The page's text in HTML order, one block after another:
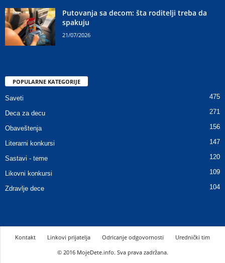
Putovanja sa decom: šta roditelji treba da
spakuju
21/07/2026
POPULARNE KATEGORIJE
Saveti 475
Deca za decu 271
Obaveštenja 156
Literarni konkursi 147
Sastavi - teme 120
Likovni konkursi 109
Zdravlje dece 104
Kontakt Linkovi prijatelja Odricanje odgovornosti
Urednički tim
© 2016 MojeDete.info. Sva prava zadržana.